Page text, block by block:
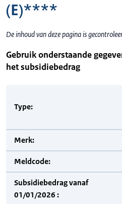
(E)****
De inhoud van deze pagina is
Gebruik onderstaande
het subsidiebedrag
Type:
Merk:
Meldcode:
Subsidiebedrag vanaf
01/01/2026 :